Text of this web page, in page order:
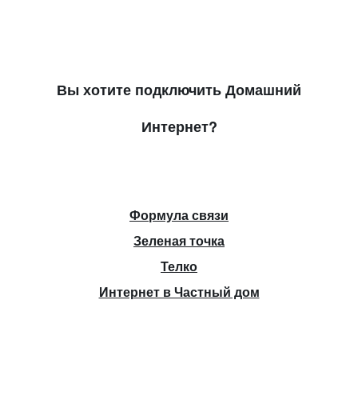
Вы хотите подключить Домашний
Интернет?
Формула связи
Зеленая точка
Телко
Интернет в Частный дом